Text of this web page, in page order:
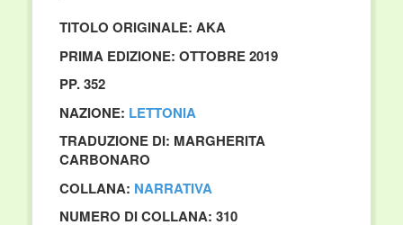
TITOLO ORIGINALE: AKA
PRIMA EDIZIONE: OTTOBRE 2019
PP. 352
NAZIONE: LETTONIA
TRADUZIONE DI: MARGHERITA
CARBONARO
COLLANA: NARRATIVA
NUMERO DI COLLANA: 310